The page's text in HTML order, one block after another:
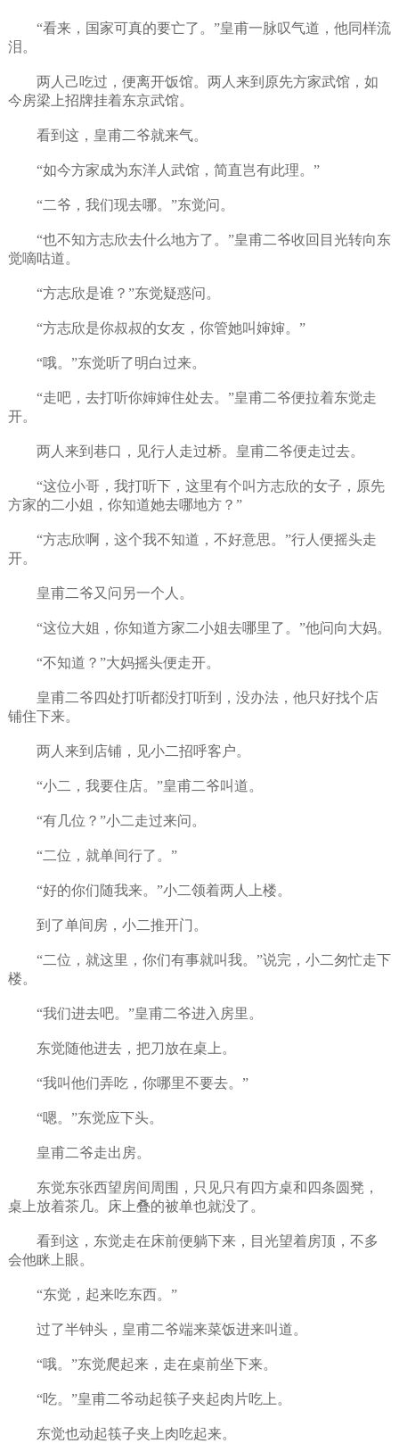
“看来，国家可真的要亡了。”皇甫一脉叹气道，他同样流
泪。
两人己吃过，便离开饭馆。两人来到原先方家武馆，如
今房梁上招牌挂着东京武馆。
看到这，皇甫二爷就来气。
“如今方家成为东洋人武馆，简直岂有此理。”
“二爷，我们现去哪。”东觉问。
“也不知方志欣去什么地方了。”皇甫二爷收回目光转向东
觉嘀咕道。
“方志欣是谁？”东觉疑惑问。
“方志欣是你叔叔的女友，你管她叫婶婶。”
“哦。”东觉听了明白过来。
“走吧，去打听你婶婶住处去。”皇甫二爷便拉着东觉走
开。
两人来到巷口，见行人走过桥。皇甫二爷便走过去。
“这位小哥，我打听下，这里有个叫方志欣的女子，原先
方家的二小姐，你知道她去哪地方？”
“方志欣啊，这个我不知道，不好意思。”行人便摇头走
开。
皇甫二爷又问另一个人。
“这位大姐，你知道方家二小姐去哪里了。”他问向大妈。
“不知道？”大妈摇头便走开。
皇甫二爷四处打听都没打听到，没办法，他只好找个店
铺住下来。
两人来到店铺，见小二招呼客户。
“小二，我要住店。”皇甫二爷叫道。
“有几位？”小二走过来问。
“二位，就单间行了。”
“好的你们随我来。”小二领着两人上楼。
到了单间房，小二推开门。
“二位，就这里，你们有事就叫我。”说完，小二匆忙走下
楼。
“我们进去吧。”皇甫二爷进入房里。
东觉随他进去，把刀放在桌上。
“我叫他们弄吃，你哪里不要去。”
“嗯。”东觉应下头。
皇甫二爷走出房。
东觉东张西望房间周围，只见只有四方桌和四条圆凳，
桌上放着茶几。床上叠的被单也就没了。
看到这，东觉走在床前便躺下来，目光望着房顶，不多
会他眯上眼。
“东觉，起来吃东西。”
过了半钟头，皇甫二爷端来菜饭进来叫道。
“哦。”东觉爬起来，走在桌前坐下来。
“吃。”皇甫二爷动起筷子夹起肉片吃上。
东觉也动起筷子夹上肉吃起来。